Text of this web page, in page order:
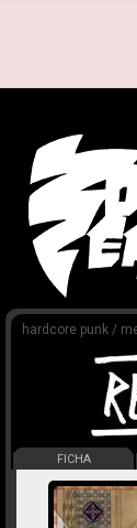
hardcore punk /
FICHA